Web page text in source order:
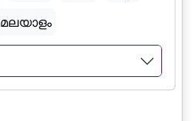
മലയാളം